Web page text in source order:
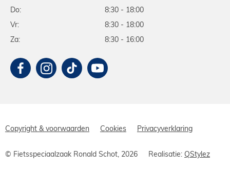
Do:
8:30 - 18:00
Vr:
8:30 - 18:00
Za:
8:30 - 16:00
Copyright & voorwaarden Cookies Privacyverklaring
© Fietsspeciaalzaak Ronald Schot, 2026 Realisatie: QStylez